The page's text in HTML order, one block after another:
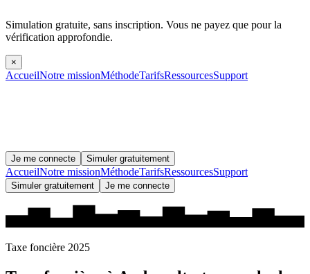
Simulation gratuite, sans inscription. Vous ne payez que pour la
vérification approfondie.
×
AccueilNotre missionMéthodeTarifsRessourcesSupport
Je me connecte Simuler gratuitement
AccueilNotre missionMéthodeTarifsRessourcesSupport
Simuler gratuitement Je me connecte
Taxe foncière 2025